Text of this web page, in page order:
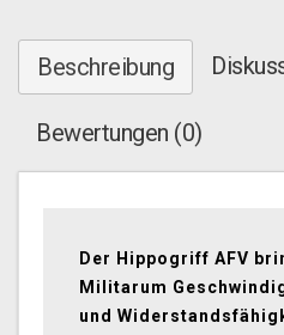
Beschreibung
Bewertungen (0)
Der Hippogriff AFV
Militarum
und